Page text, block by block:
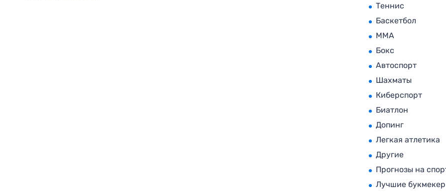
Теннис
Баскетбол
MMA
Бокс
Автоспорт
Шахматы
Киберспорт
Биатлон
Допинг
Легкая атлетика
Другие
Прогнозы на
Лучшие